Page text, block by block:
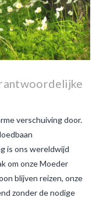
verschuiving door.
is ons wereldwijd
om onze Moeder
blijven reizen, onze
zonder de nodige